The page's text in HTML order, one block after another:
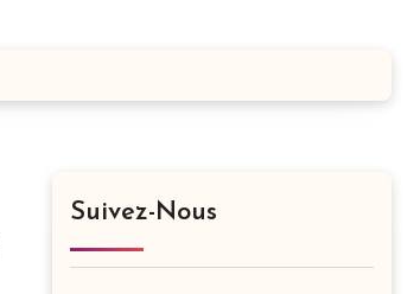
Suivez-Nous